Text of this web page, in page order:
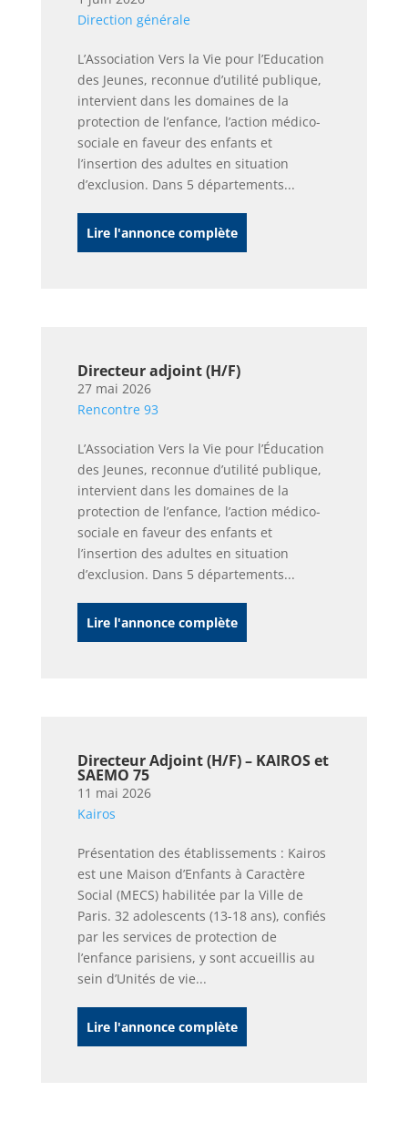
Direction générale
L’Association Vers la Vie pour l’Education
des Jeunes, reconnue d’utilité publique,
intervient dans les domaines de la
protection de l’enfance, l’action médico-
sociale en faveur des enfants et
l’insertion des adultes en situation
d’exclusion. Dans 5 départements...
Lire l'annonce complète
Directeur adjoint (H/F)
27 mai 2026
Rencontre 93
L’Association Vers la Vie pour l’Éducation
des Jeunes, reconnue d’utilité publique,
intervient dans les domaines de la
protection de l’enfance, l’action médico-
sociale en faveur des enfants et
l’insertion des adultes en situation
d’exclusion. Dans 5 départements...
Lire l'annonce complète
Directeur Adjoint (H/F) – KAIROS et
SAEMO 75
11 mai 2026
Kairos
Présentation des établissements : Kairos
est une Maison d’Enfants à Caractère
Social (MECS) habilitée par la Ville de
Paris. 32 adolescents (13-18 ans), confiés
par les services de protection de
l’enfance parisiens, y sont accueillis au
sein d’Unités de vie...
Lire l'annonce complète